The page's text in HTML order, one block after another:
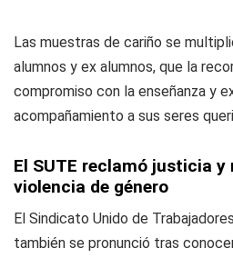
Las muestras de cariño se
alumnos y ex alumnos, que la
compromiso con la enseñanza y
acompañamiento a sus seres
El SUTE reclamó justicia
violencia de género
El Sindicato Unido de
también se pronunció tras